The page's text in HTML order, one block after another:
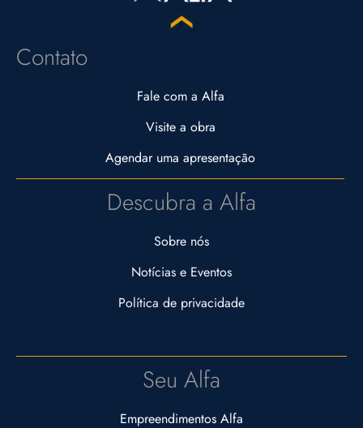
SAIBA MAIS
Contato
Fale com a Alfa
Visite a obra
Agendar uma apresentação
Seu Alfa
Empreendimentos Alfa
Descubra a Alfa
Sobre nós
Notícias e Eventos
Política de privacidade